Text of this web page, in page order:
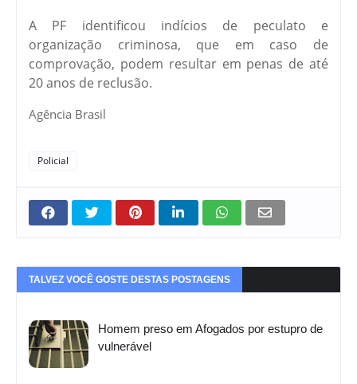
A PF identificou indícios de peculato e
organização criminosa, que em caso de
comprovação, podem resultar em penas de até
20 anos de reclusão.
Agência Brasil
Policial
TALVEZ VOCÊ GOSTE DESTAS POSTAGENS
Homem preso em Afogados por estupro de
vulnerável